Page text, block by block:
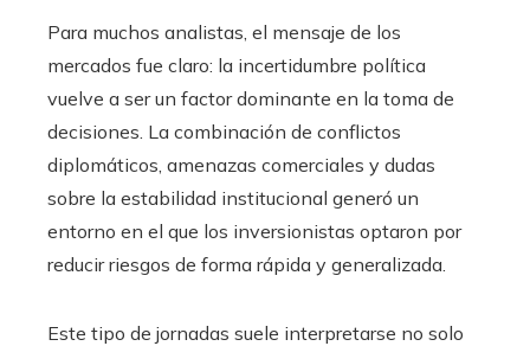
Para muchos analistas, el mensaje de los
mercados fue claro: la incertidumbre política
vuelve a ser un factor dominante en la toma de
decisiones. La combinación de conflictos
diplomáticos, amenazas comerciales y dudas
sobre la estabilidad institucional generó un
entorno en el que los inversionistas optaron por
reducir riesgos de forma rápida y generalizada.
Este tipo de jornadas suele interpretarse no solo